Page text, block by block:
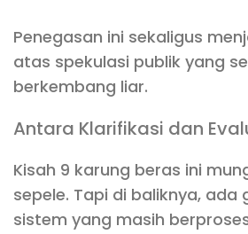
Penegasan ini sekaligus
atas spekulasi publik yang
berkembang liar.
Antara Klarifikasi dan
Kisah 9 karung beras ini
sepele. Tapi di baliknya, ada
sistem yang masih